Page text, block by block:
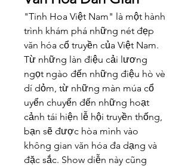
"Tinh Hoa Việt Nam" là một hành
trình khám phá những nét đẹp
văn hóa cổ truyền của Việt Nam.
Từ những làn điệu cải lương
ngọt ngào đến những điệu hò vè
dí dỏm, từ những màn múa cổ
uyển chuyển đến những hoạt
cảnh tái hiện lễ hội truyền thống,
bạn sẽ được hòa mình vào
không gian văn hóa đa dạng và
đặc sắc. Show diễn này cũng